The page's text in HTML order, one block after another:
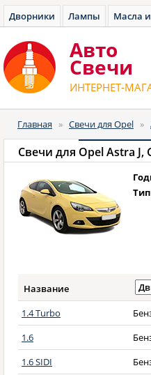
Дворники Лампы Масла
Авто
Cвечи
ИНТЕРНЕТ-
Главная » Свечи для Opel »
Свечи для Opel Astra J,
Название
1.4 Turbo
1.6
1.6 SIDI